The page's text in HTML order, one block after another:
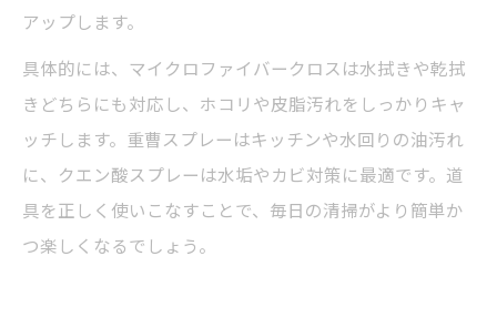
アップします。
具体的には、マイクロファイバークロスは水拭きや乾拭
きどちらにも対応し、ホコリや皮脂汚れをしっかりキャ
ッチします。重曹スプレーはキッチンや水回りの油汚れ
に、クエン酸スプレーは水垢やカビ対策に最適です。道
具を正しく使いこなすことで、毎日の清掃がより簡単か
つ楽しくなるでしょう。